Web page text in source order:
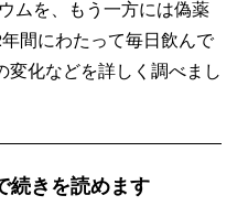
ムを、もう一方には偽薬
間にわたって毎日飲んで
変化などを詳しく調べまし
続きを読めます